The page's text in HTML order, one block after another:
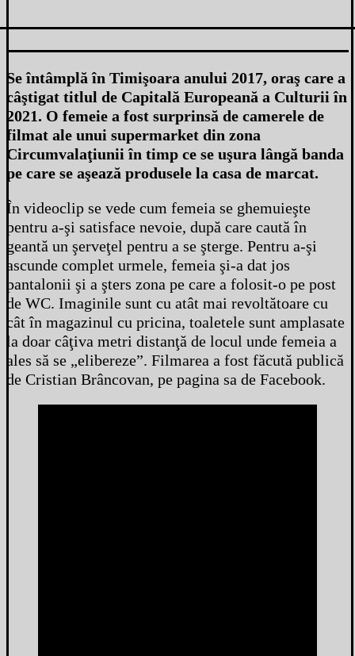
Se întâmplă în Timişoara anului 2017, oraş care a
câştigat titlul de Capitală Europeană a Culturii în
2021. O femeie a fost surprinsă de camerele de
filmat ale unui supermarket din zona
Circumvalaţiunii în timp ce se uşura lângă banda
pe care se aşează produsele la casa de marcat.
În videoclip se vede cum femeia se ghemuieşte
pentru a-şi satisface nevoie, după care caută în
geantă un şerveţel pentru a se şterge. Pentru a-şi
ascunde complet urmele, femeia şi-a dat jos
pantalonii şi a şters zona pe care a folosit-o pe post
de WC. Imaginile sunt cu atât mai revoltătoare cu
cât în magazinul cu pricina, toaletele sunt amplasate
la doar câţiva metri distanţă de locul unde femeia a
ales să se „elibereze”. Filmarea a fost făcută publică
de Cristian Brâncovan, pe pagina sa de Facebook.